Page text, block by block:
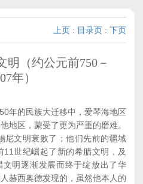
上页 : 目录页 : 下页
明（约公元前750－
年）
的民族大迁移中，爱琴海地区
地区，蒙受了更为严重的磨难。
尼文明衰败了；他们先前的疆域
世纪崛起了新的希腊文明，及
明逐渐发展而终于绽放出了华
赫西奥德发现的，虽然他本人的